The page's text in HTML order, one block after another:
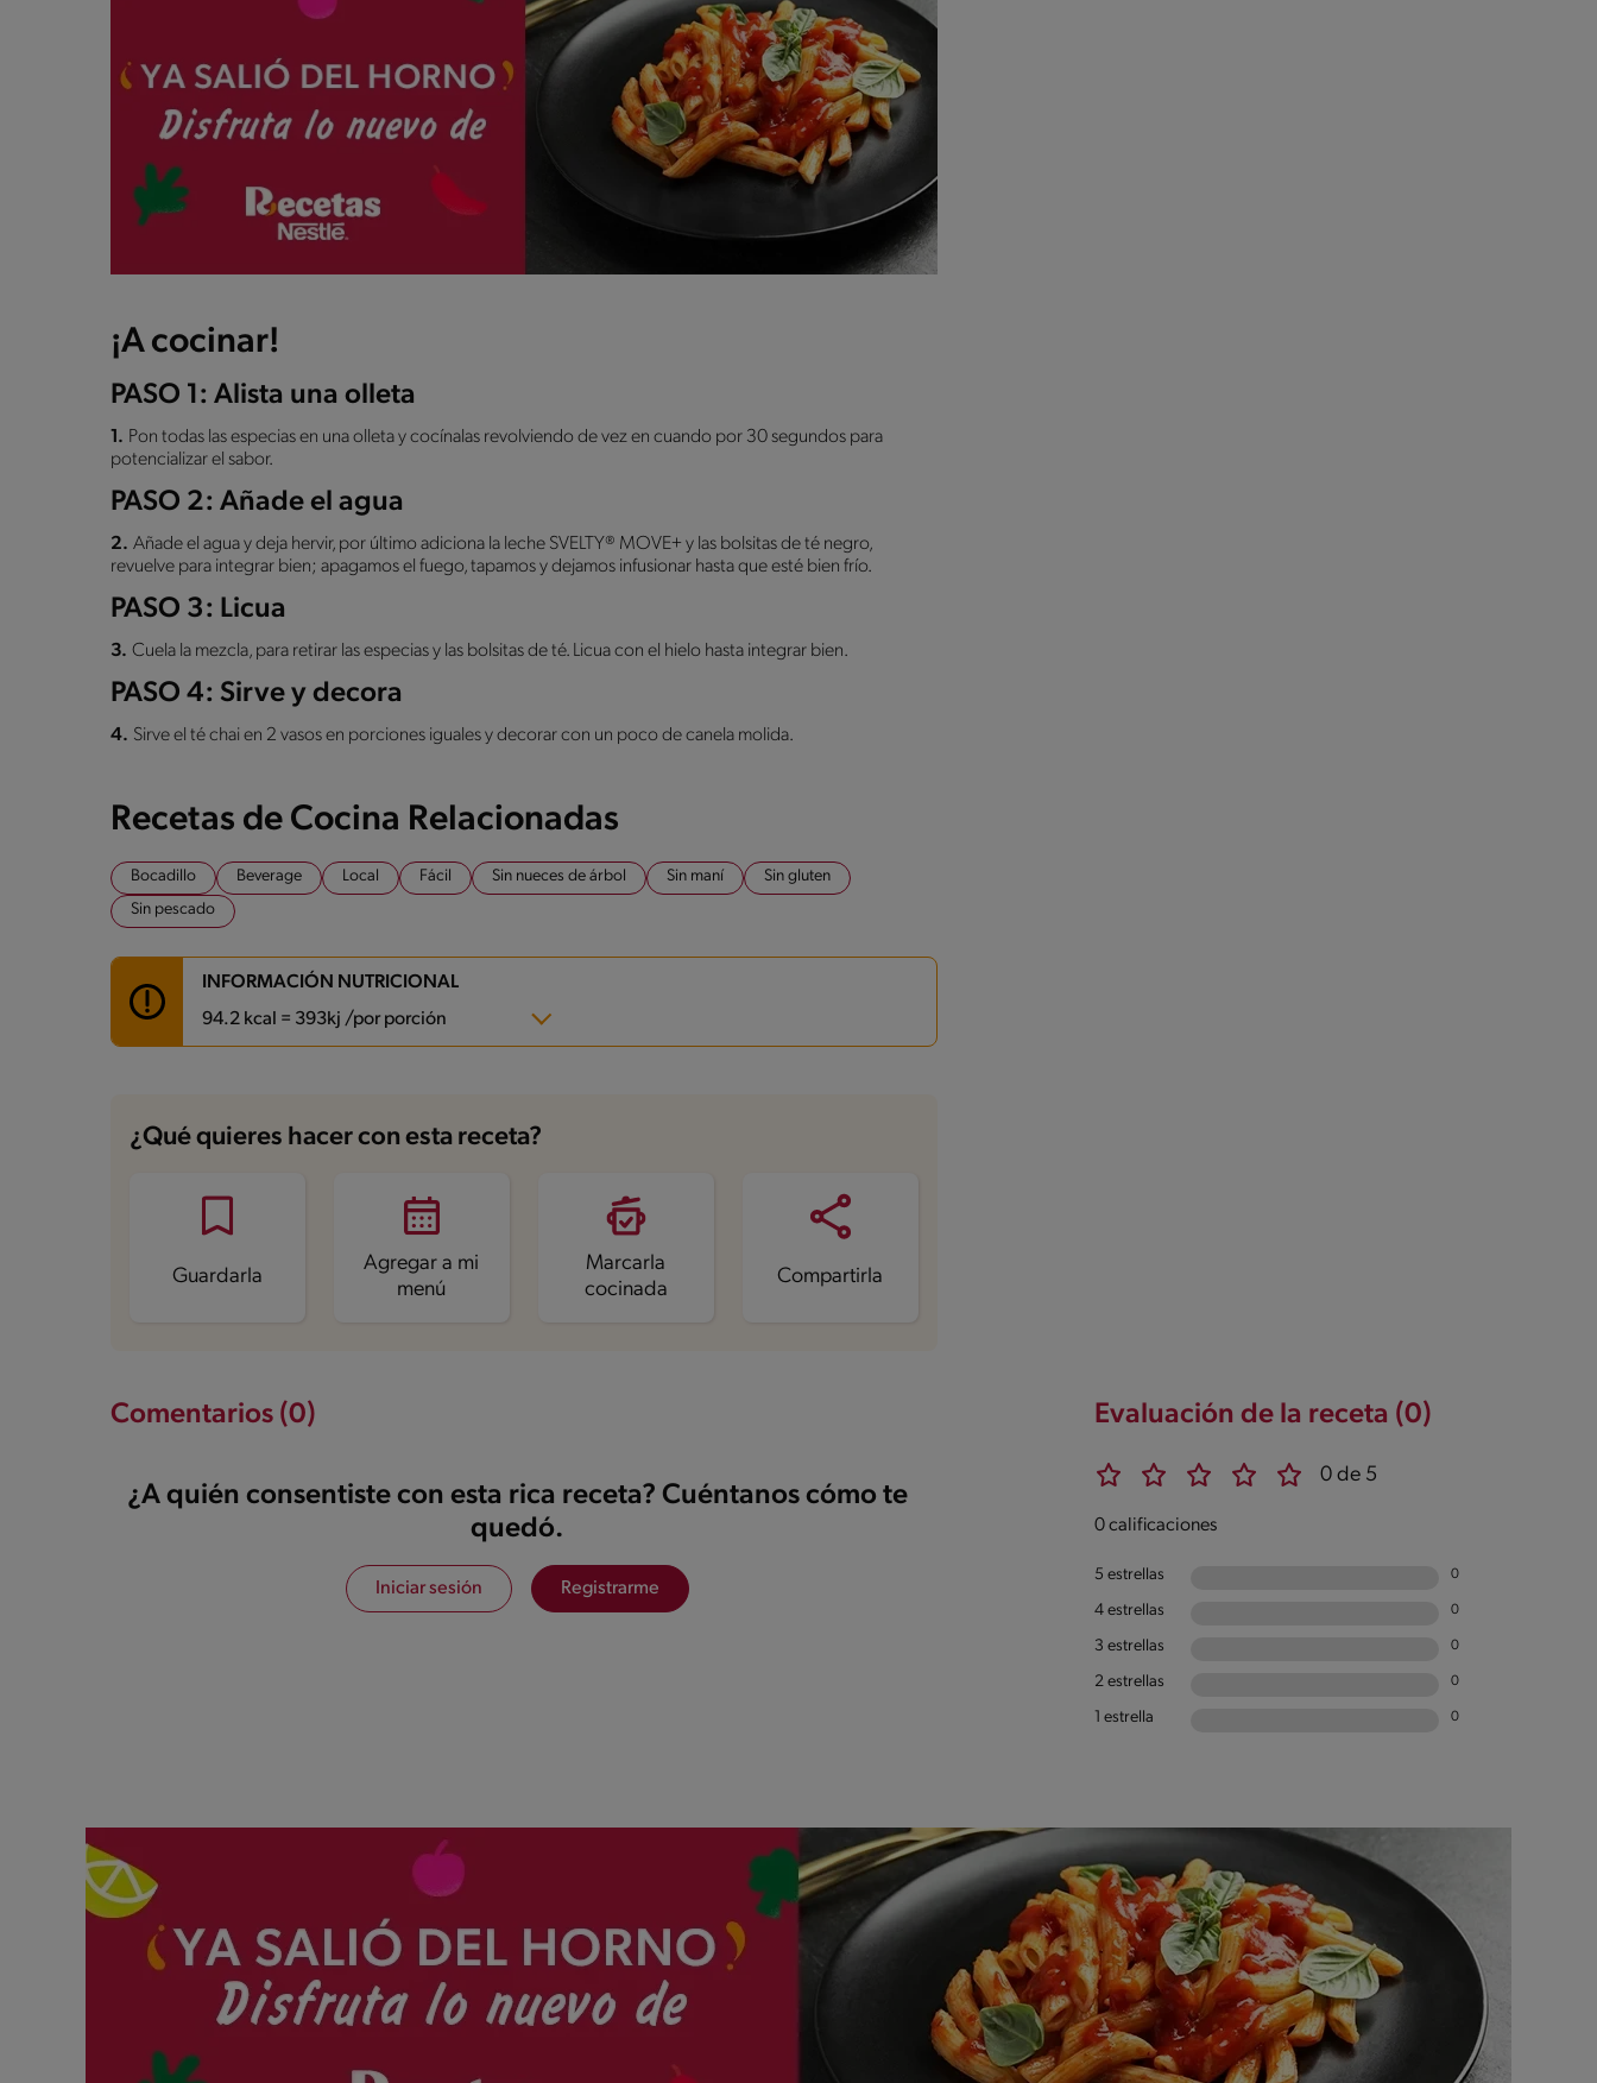
¡A cocinar!
PASO 1: Alista una olleta
1. Pon todas las especias en una olleta y cocínalas revolviendo de vez en cuando por 30 segundos para
potencializar el sabor.
PASO 2: Añade el agua
2. Añade el agua y deja hervir, por último adiciona la leche SVELTY® MOVE+ y las bolsitas de té negro,
revuelve para integrar bien; apagamos el fuego, tapamos y dejamos infusionar hasta que esté bien frío.
PASO 3: Licua
3. Cuela la mezcla, para retirar las especias y las bolsitas de té. Licua con el hielo hasta integrar bien.
PASO 4: Sirve y decora
4. Sirve el té chai en 2 vasos en porciones iguales y decorar con un poco de canela molida.
Recetas de Cocina Relacionadas
Bocadillo Beverage Local Fácil Sin nueces de árbol Sin maní
Sin gluten
Sin pescado
INFORMACIÓN NUTRICIONAL
94.2 kcal = 393kj /por porción
Energía
94.2 kcal
Grasas 0.4 g
Sodio
¿Qué quieres hacer con esta receta?
Guardarla
Agregar a mi
menú
Marcarla
cocinada
Compartirla
Evaluación de la receta (0)
0 de 5
0 calificaciones
5 estrellas 0
4 estrellas 0
3 estrellas 0
2 estrellas 0
1 estrella 0
Comentarios (0)
¿A quién consentiste con esta rica receta? Cuéntanos cómo te
quedó.
Iniciar sesión Registrarme